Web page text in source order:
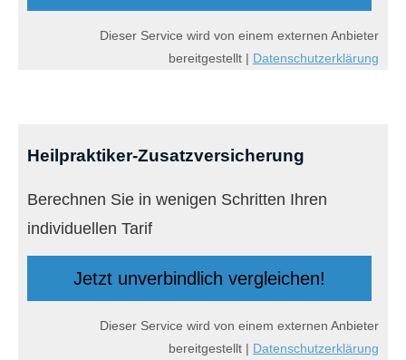
Dieser Service wird von einem externen Anbieter
bereitgestellt | Datenschutzerklärung
Heilpraktiker-Zusatzversicherung
Berechnen Sie in wenigen Schritten Ihren
individuellen Tarif
Jetzt unverbindlich ver­gleichen!
Dieser Service wird von einem externen Anbieter
bereitgestellt | Datenschutzerklärung